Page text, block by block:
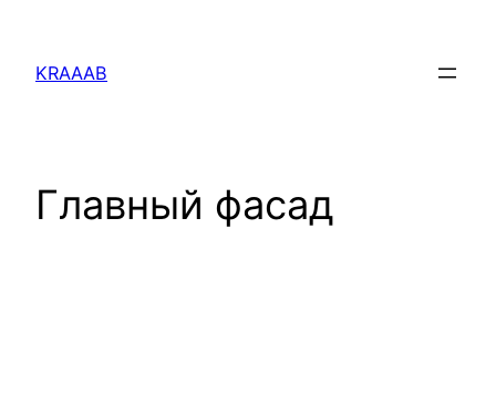
содержимому
KRAAAB
Главный фасад